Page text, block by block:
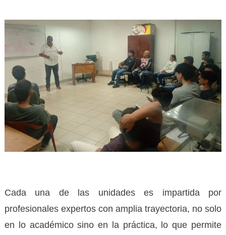
Cada una de las unidades es impartida por
profesionales expertos con amplia trayectoria, no solo
en lo académico sino en la práctica, lo que permite